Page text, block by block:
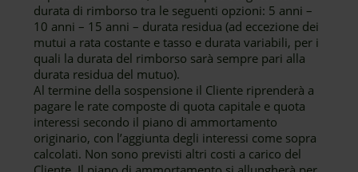
durata di rimborso tra le seguenti opzioni: 5 anni –
10 anni – 15 anni – durata residua (ad eccezione dei
mutui a rata costante e tasso e durata variabili, per i
quali la durata del rimborso sarà sempre pari alla
durata residua del mutuo).
Al termine della sospensione il Cliente riprenderà a
pagare le rate composte di quota capitale e quota
interessi secondo il piano di ammortamento
originario, con l’aggiunta degli interessi come sopra
calcolati. Non sono previsti altri costi a carico del